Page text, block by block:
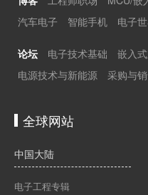
汽车电子
智能手机 电子
论坛 电子技术基础 嵌入
电源技术与新能源
采购与
全球网站
中国大陆
电子工程专辑